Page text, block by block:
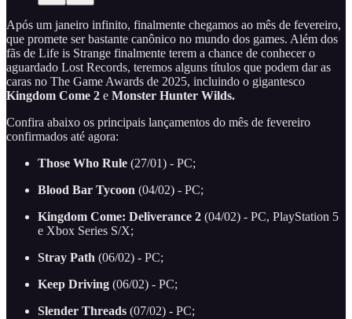
Após um janeiro infinito, finalmente chegamos ao mês de fevereiro,
que promete ser bastante canônico no mundo dos games. Além dos
fãs de Life is Strange finalmente terem a chance de conhecer o
aguardado Lost Records, teremos alguns títulos que podem dar as
caras no The Game Awards de 2025, incluindo o gigantesco
Kingdom Come 2 e Monster Hunter Wilds.
Confira abaixo os principais lançamentos do mês de fevereiro
confirmados até agora:
Those Who Rule (27/01) - PC;
Blood Bar Tycoon (04/02) - PC;
Kingdom Come: Deliverance 2 (04/02) - PC, PlayStation 5
e Xbox Series S/X;
Stray Path (06/02) - PC;
Keep Driving (06/02) - PC;
Slender Threads (07/02) - PC;